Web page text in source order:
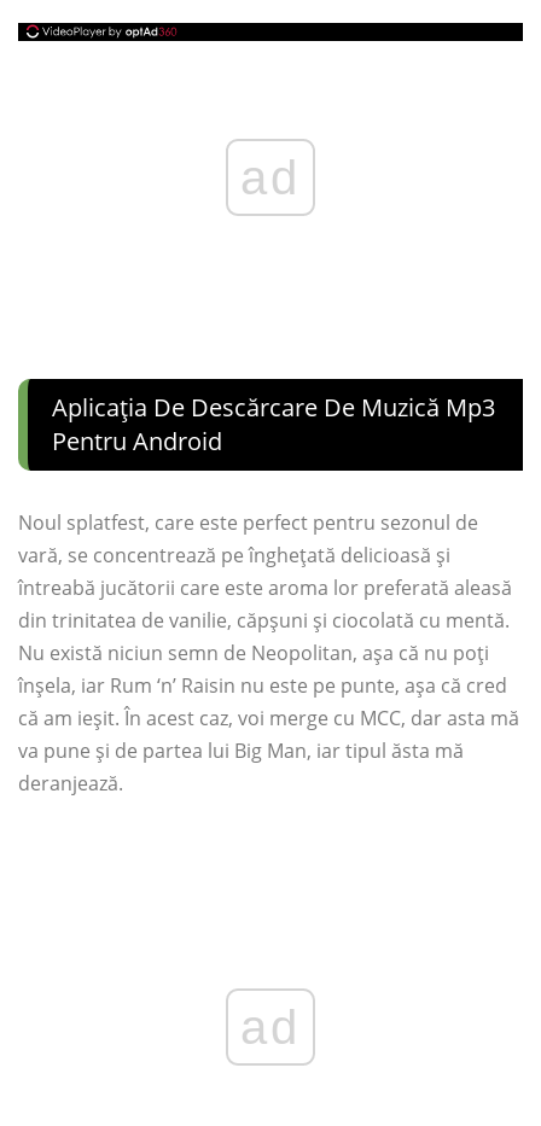
ad
Aplicația De Descărcare De Muzică Mp3
Pentru Android
Noul splatfest, care este perfect pentru sezonul de
vară, se concentrează pe înghețată delicioasă și
întreabă jucătorii care este aroma lor preferată aleasă
din trinitatea de vanilie, căpșuni și ciocolată cu mentă.
Nu există niciun semn de Neopolitan, așa că nu poți
înșela, iar Rum ‘n’ Raisin nu este pe punte, așa că cred
că am ieșit. În acest caz, voi merge cu MCC, dar asta mă
va pune și de partea lui Big Man, iar tipul ăsta mă
deranjează.
ad